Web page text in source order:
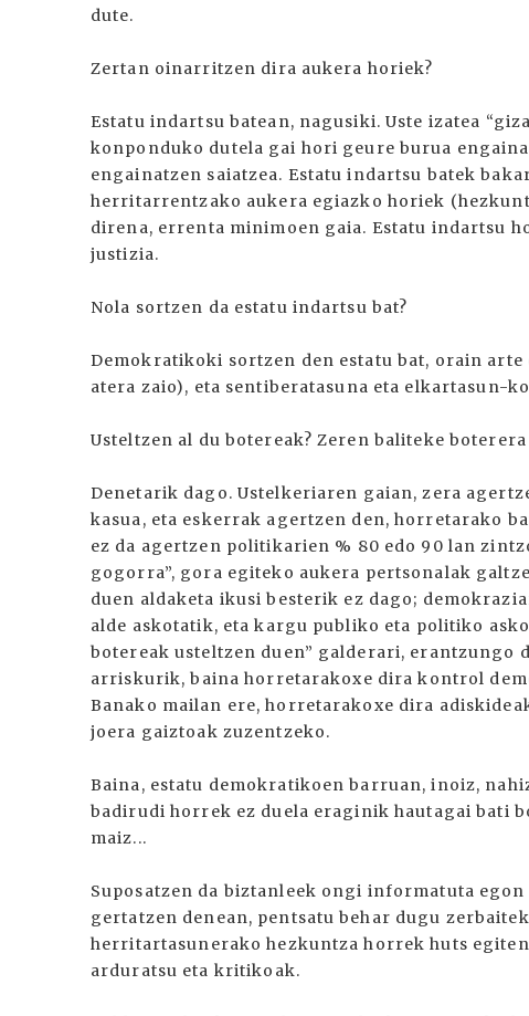
dute.
Zertan oinarritzen dira aukera horiek?
Estatu indartsu batean, nagusiki. Uste izatea
konponduko dutela gai hori geure burua
engainatzen saiatzea. Estatu indartsu batek
herritarrentzako aukera egiazko horiek
direna, errenta minimoen gaia. Estatu indartsu
justizia.
Nola sortzen da estatu indartsu bat?
Demokratikoki sortzen den estatu bat, orain
atera zaio), eta sentiberatasuna eta elkartasun-
Usteltzen al du botereak? Zeren baliteke
Denetarik dago. Ustelkeriaren gaian, zera
kasua, eta eskerrak agertzen den, horretarako
ez da agertzen politikarien % 80 edo 90 lan
gogorra”, gora egiteko aukera pertsonalak
duen aldaketa ikusi besterik ez dago;
alde askotatik, eta kargu publiko eta politiko
botereak usteltzen duen” galderari, erantzungo
arriskurik, baina horretarakoxe dira kontrol
Banako mailan ere, horretarakoxe dira
joera gaiztoak zuzentzeko.
Baina, estatu demokratikoen barruan, inoiz,
badirudi horrek ez duela eraginik hautagai bati
maiz...
Suposatzen da biztanleek ongi informatuta
gertatzen denean, pentsatu behar dugu
herritartasunerako hezkuntza horrek huts
arduratsu eta kritikoak.